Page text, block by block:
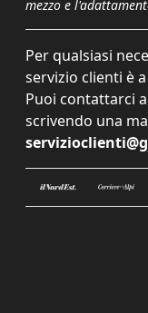
mezzo e
Per qualsiasi
servizio clienti è
Puoi contattarci
scrivendo una